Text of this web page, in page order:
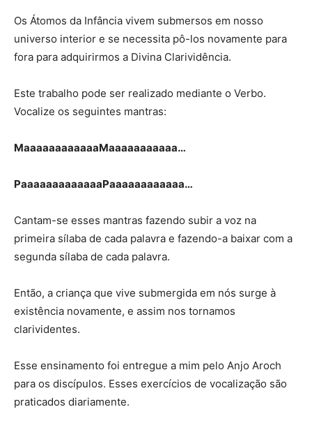
Os Átomos da Infância vivem submersos em nosso
universo interior e se necessita pô-los novamente para
fora para adquirirmos a Divina Clarividência.
Este trabalho pode ser realizado mediante o Verbo.
Vocalize os seguintes mantras:
MaaaaaaaaaaaaMaaaaaaaaaaa…
PaaaaaaaaaaaaaPaaaaaaaaaaaa…
Cantam-se esses mantras fazendo subir a voz na
primeira sílaba de cada palavra e fazendo-a baixar com a
segunda sílaba de cada palavra.
Então, a criança que vive submergida em nós surge à
existência novamente, e assim nos tornamos
clarividentes.
Esse ensinamento foi entregue a mim pelo Anjo Aroch
para os discípulos. Esses exercícios de vocalização são
praticados diariamente.